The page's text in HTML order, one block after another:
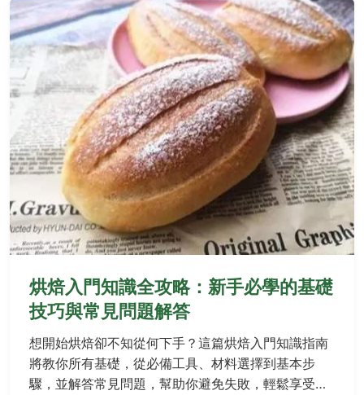
烘焙入門知識全攻略：新手必學的基礎
技巧與常見問題解答
想開始烘焙卻不知從何下手？這篇烘焙入門知識指南
將教你所有基礎，從必備工具、材料選擇到基本步
驟，並解答常見問題，幫助你避免失敗，輕鬆享受烘